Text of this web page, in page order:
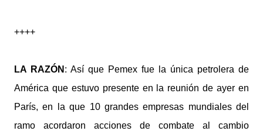
++++
LA RAZÓN : Así que Pemex fue la única petrolera de
América que estuvo presente en la reunión de ayer en
París, en la que 10 grandes empresas mundiales del
ramo acordaron acciones de combate al cambio